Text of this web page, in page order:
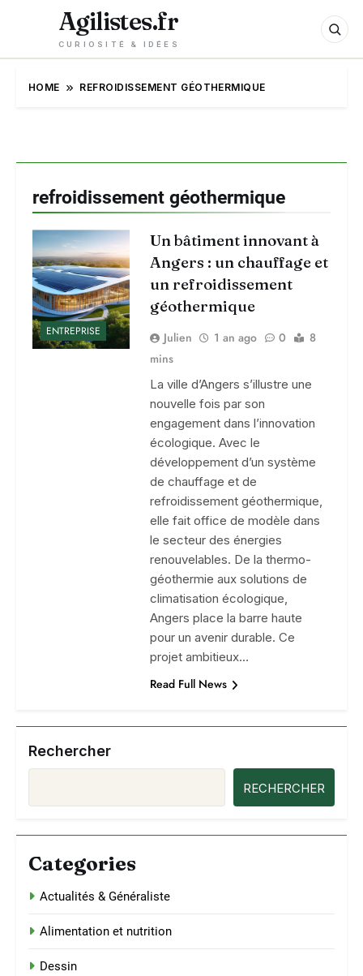
Agilistes.fr
CURIOSITÉ & IDÉES
HOME REFROIDISSEMENT GÉOTHERMIQUE
refroidissement géothermique
ENTREPRISE
Un bâtiment innovant à
Angers : un chauffage et
un refroidissement
géothermique
Julien 1 an ago 0
8
mins
La ville d’Angers s’illustre une
nouvelle fois par son
engagement dans l’innovation
écologique. Avec le
développement d’un système
de chauffage et de
refroidissement géothermique,
elle fait office de modèle dans
le secteur des énergies
renouvelables. De la thermo-
géothermie aux solutions de
climatisation écologique,
Angers place la barre haute
pour un avenir durable. Ce
projet ambitieux…
Read Full News
Rechercher
RECHERCHER
Categories
Actualités & Généraliste
Alimentation et nutrition
Dessin